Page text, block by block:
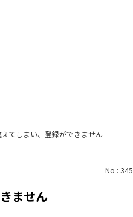
てしまい、登録ができません
No : 345
ません